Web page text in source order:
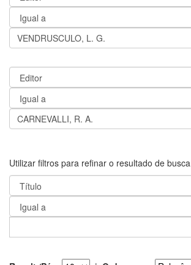
Utilizar filtros para refinar o resultado de